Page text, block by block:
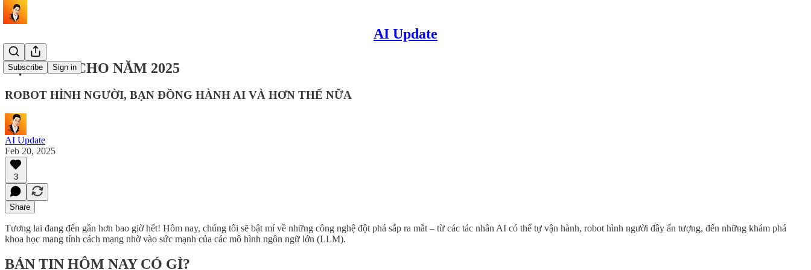
AI Update
Subscribe Sign in
DỰ ĐOÁN CHO NĂM 2025
ROBOT HÌNH NGƯỜI, BẠN ĐỒNG HÀNH AI VÀ HƠN THẾ NỮA
AI Update
Feb 20, 2025
3
Share
Tương lai đang đến gần hơn bao giờ hết! Hôm nay, chúng tôi sẽ bật mí về những công nghệ đột phá sắp ra mắt – từ các tác nhân AI có thể tự vận hành, robot hình người đầy ấn tượng, đến những khám phá
khoa học mang tính cách mạng nhờ vào sức mạnh của các mô hình ngôn ngữ lớn (LLM).
BẢN TIN HÔM NAY CÓ GÌ?